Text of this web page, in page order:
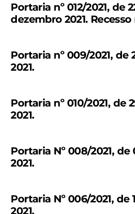
Portaria nº 012/2021, de
dezembro 2021.
Portaria nº 009/2021, de
2021.
Portaria nº 010/2021, de
2021.
Portaria Nº 008/2021,
2021.
Portaria Nº 006/2021, de
2021.